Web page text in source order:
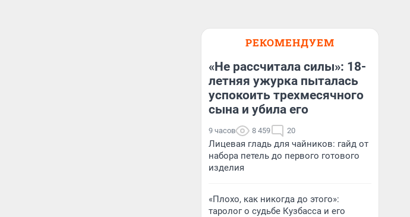
РЕКОМЕНДУЕМ
«Не рассчитала силы»: 18-
летняя ужурка пыталась
успокоить трехмесячного
сына и убила его
9 часов 8 459 20
Лицевая гладь для чайников: гайд от
набора петель до первого готового
изделия
«Плохо, как никогда до этого»:
таролог о судьбе Кузбасса и его